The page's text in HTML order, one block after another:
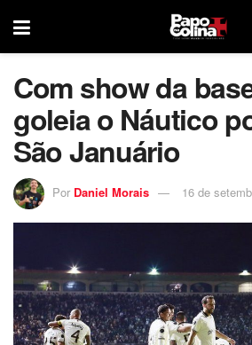
Com show da
goleia o Náutico
São Januário
Por Daniel Morais 16 de